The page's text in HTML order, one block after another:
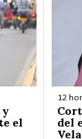
el
12
del